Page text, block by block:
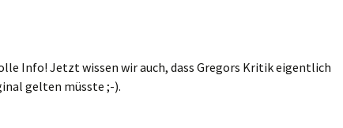
Info! Jetzt wissen wir auch, dass Gregors Kritik eigentlich
gelten müsste ;-).